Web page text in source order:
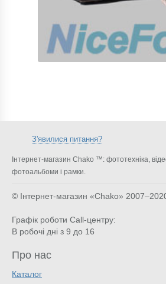
З'явилися питання?
Інтернет-магазин Chako ™: фототехніка,
фотоальбоми і рамки.
© Інтернет-магазин «Chako»
Графік роботи Call-центру:
В робочі дні з 9 до 16
Про нас
Каталог